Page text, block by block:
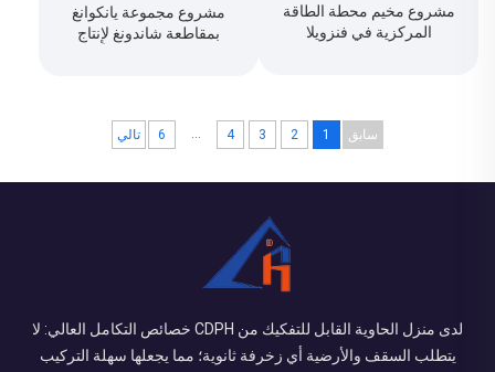
مشروع مخيم محطة الطاقة
المركزية في فنزويلا
مشروع مجموعة يانكوانغ
بمقاطعة شاندونغ لإنتاج
سابق 1
2
3
4
6 تالي
لدى منزل الحاوية القابل للتفكيك من CDPH خصائص التكامل العالي: لا
يتطلب السقف والأرضية أي زخرفة ثانوية؛ مما يجعلها سهلة التركيب